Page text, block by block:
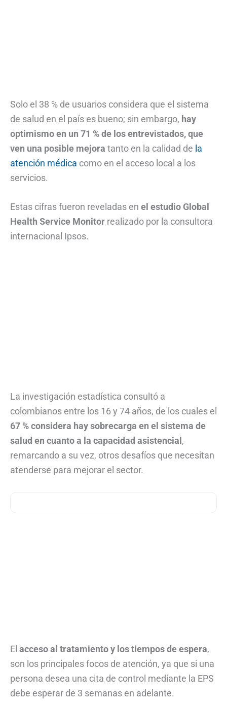
Solo el 38 % de usuarios considera que el sistema
de salud en el país es bueno; sin embargo, hay
optimismo en un 71 % de los entrevistados, que
ven una posible mejora tanto en la calidad de la
atención médica como en el acceso local a los
servicios.
Estas cifras fueron reveladas en el estudio Global
Health Service Monitor realizado por la consultora
internacional Ipsos.
La investigación estadística consultó a
colombianos entre los 16 y 74 años, de los cuales el
67 % considera hay sobrecarga en el sistema de
salud en cuanto a la capacidad asistencial ,
remarcando a su vez, otros desafíos que necesitan
atenderse para mejorar el sector.
El acceso al tratamiento y los tiempos de espera,
son los principales focos de atención, ya que si una
persona desea una cita de control mediante la EPS
debe esperar de 3 semanas en adelante.